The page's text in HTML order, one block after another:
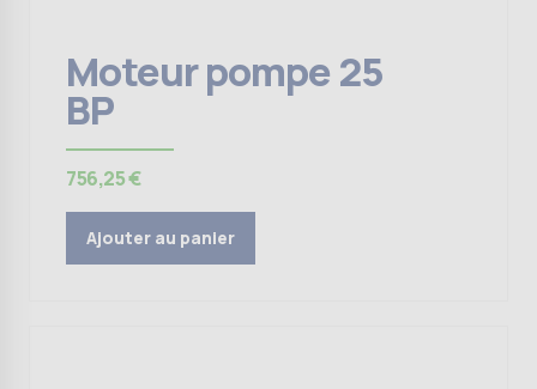
Moteur pompe 25
BP
756,25€
Ajouter au panier